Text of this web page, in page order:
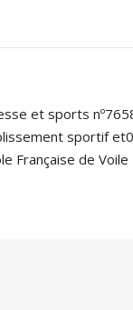
et sports
sportif
Française de Voile